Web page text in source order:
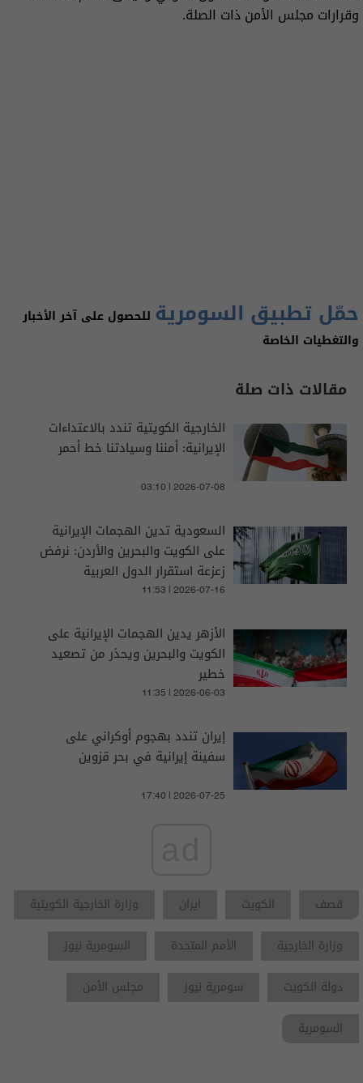
وقرارات مجلس الأمن ذات الصلة.
حمّل تطبيق السومرية للحصول على آخر الأخبار
والتغطيات الخاصة
مقالات ذات صلة
الخارجية الكويتية تندد بالاعتداءات
الإيرانية: أمننا وسيادتنا خط أحمر
03:10 | 2026-07-08
السعودية تدين الهجمات الإيرانية
على الكويت والبحرين والأردن: نرفض
زعزعة استقرار الدول العربية
11:53 | 2026-07-16
الأزهر يدين الهجمات الإيرانية على
الكويت والبحرين ويحذر من تصعيد
خطير
11:35 | 2026-06-03
إيران تندد بهجوم أوكراني على
سفينة إيرانية في بحر قزوين
17:40 | 2026-07-25
قصف الكويت ايران
وزارة الخارجية الكويتية
وزارة الخارجية
الأمم المتحدة
السومرية نيوز
دولة الكويت
سومرية نيوز
مجلس الأمن
السومرية